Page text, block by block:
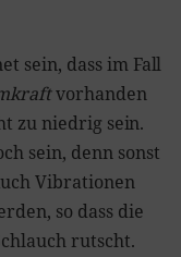
sein, dass im Fall
vorhanden
zu niedrig sein.
sein, denn sonst
Vibrationen
so dass die
rutscht.